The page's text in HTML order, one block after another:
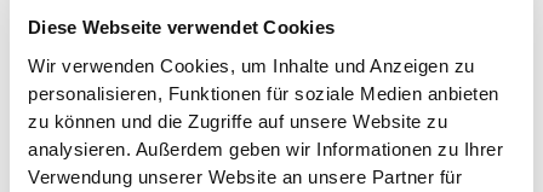
Diese Webseite verwendet Cookies
Wir verwenden Cookies, um Inhalte und Anzeigen zu
personalisieren, Funktionen für soziale Medien anbieten
zu können und die Zugriffe auf unsere Website zu
analysieren. Außerdem geben wir Informationen zu Ihrer
Verwendung unserer Website an unsere Partner für
Exzellente Lehre & Top Rankings
Anerkannter Abschluss im Ausland